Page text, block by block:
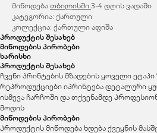
მიწოდება თბილისში 3-4 დღის ვადაში
კატეგორია: ქართული
კოლექცია: ქართული აფიშა
პროდუქტის შესახებ
მიწოდების პირობები
ხარისხი
პროდუქტის შესახებ
ჩვენი პრინტების მზადების ყოველი
რეპროდუქციები იპრინტება დეტალური
ისმევა ჩარჩოში და თქვენამდე
მოდის
მიწოდების პირობები
პროდუქტის მიწოდება ხდება ქვეყნის